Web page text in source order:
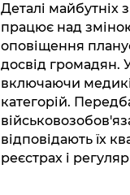
Деталі майбутніх
працює над
оповіщення
досвід громадян. У
включаючи
категорій.
відповідають їх
реєстрах і